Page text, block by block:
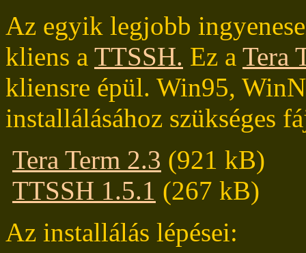
Az egyik legjobb
kliens a TTSSH. Ez a Tera
kliensre épül. Win95,
installálásához szükséges
Tera Term 2.3 (921 kB)
TTSSH 1.5.1 (267 kB)
Az installálás lépései: